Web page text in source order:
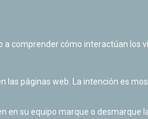
a comprender cómo interactúan
las páginas web. La intención es
en su equipo marque o